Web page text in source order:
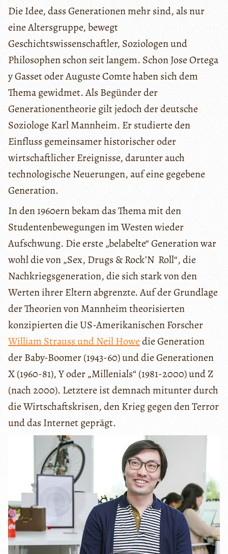
Die Idee, dass Generationen mehr sind, als nur
eine Altersgruppe, bewegt
Geschichtswissenschaftler, Soziologen und
Philosophen schon seit langem. Schon Jose Ortega
y Gasset oder Auguste Comte haben sich dem
Thema gewidmet. Als Begünder der
Generationentheorie gilt jedoch der deutsche
Soziologe Karl Mannheim. Er studierte den
Einfluss gemeinsamer historischer oder
wirtschaftlicher Ereignisse, darunter auch
technologische Neuerungen, auf eine gegebene
Generation.
In den 1960ern bekam das Thema mit den
Studentenbewegungen im Westen wieder
Aufschwung. Die erste „belabelte“ Generation war
wohl die von „Sex, Drugs & Rock’N Roll“, die
Nachkriegsgeneration, die sich stark von den
Werten ihrer Eltern abgrenzte. Auf der Grundlage
der Theorien von Mannheim theorisierten
konzipierten die US-Amerikanischen Forscher
William Strauss und Neil Howedie Generation
der Baby-Boomer (1943-60) und die Generationen
X (1960-81), Y oder „Millenials“ (1981-2000) und Z
(nach 2000). Letztere ist demnach mitunter durch
die Wirtschaftskrisen, den Krieg gegen den Terror
und das Internet geprägt.